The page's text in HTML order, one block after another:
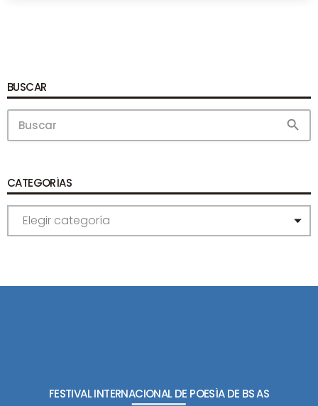
BUSCAR
search
CATEGORÍAS
C
T
R
FESTIVAL INTERNACIONAL DE POESÍA DE BS AS